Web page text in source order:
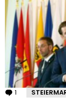
1 Kommentar